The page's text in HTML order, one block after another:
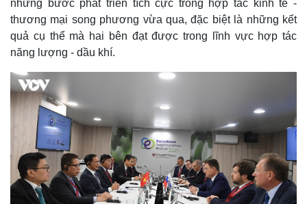
T
e
những bước phát triển tích cực trong hợp tác kinh tế -
thương mại song phương vừa qua, đặc biệt là những kết
quả cụ thể mà hai bên đạt được trong lĩnh vực hợp tác
năng lượng - dầu khí.